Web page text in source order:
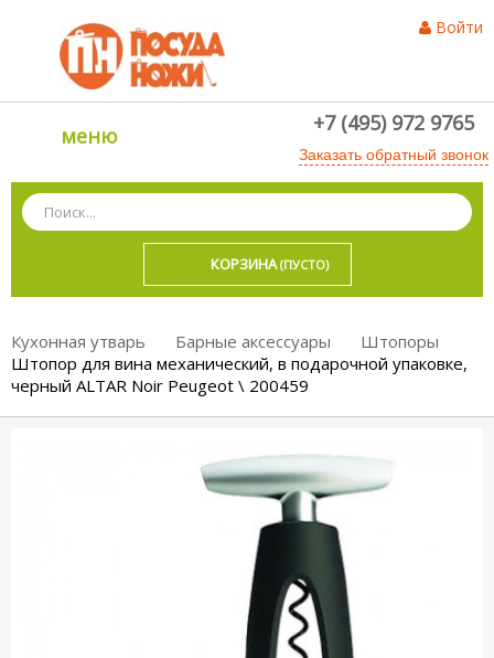
Войти
меню +7 (495) 972 9765
Заказать обратный звонок
КОРЗИНА (ПУСТО)
Кухонная утварь Барные аксессуары
Штопоры
Штопор для вина механический, в подарочной упаковке,
черный ALTAR Noir Peugeot \ 200459